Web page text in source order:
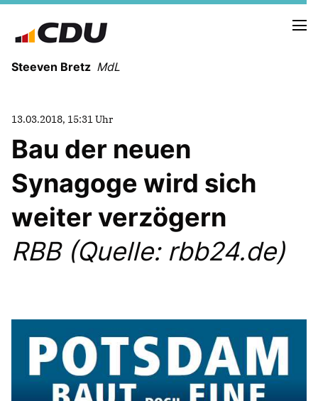
Steeven Bretz MdL
VITA
WAHLKREISBESUCHE
PRESSEFOTOS
MEIN BÜRGERBÜRO
Kleine Anfragen
CDU Deutschland
13.03.2018, 15:31 Uhr
Bau der neuen
Synagoge wird sich
weiter verzögern
RBB (Quelle: rbb24.de)